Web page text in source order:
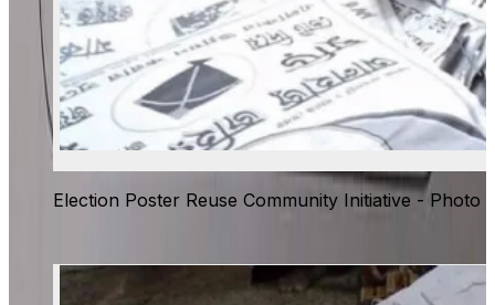
Election Poster Reuse Community Initiative - Photo 5